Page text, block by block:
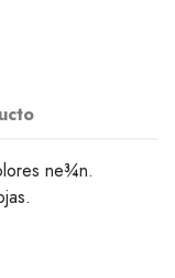
ne¾n.